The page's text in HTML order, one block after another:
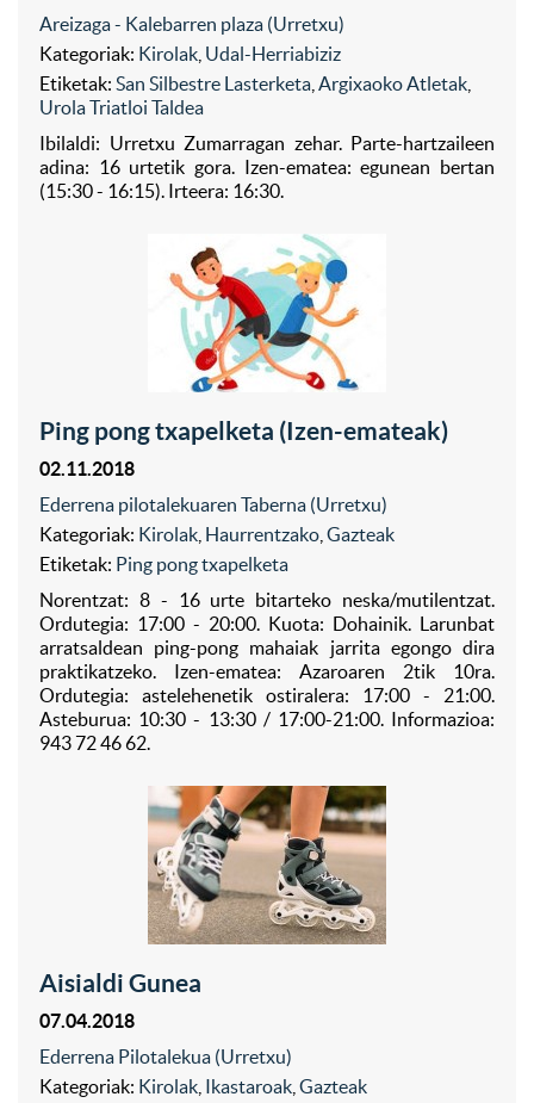
Areizaga - Kalebarren plaza (Urretxu)
Kategoriak: Kirolak Udal-Herriabiziz
Etiketak: San Silbestre Lasterketa Argixaoko Atletak
Urola Triatloi Taldea
Ibilaldi: Urretxu Zumarragan zehar. Parte-hartzaileen
adina: 16 urtetik gora. Izen-ematea: egunean bertan
(15:30 - 16:15). Irteera: 16:30.
Ping pong txapelketa (Izen-emateak)
02.11.2018
Ederrena pilotalekuaren Taberna (Urretxu)
Kategoriak: Kirolak Haurrentzako Gazteak
Etiketak: Ping pong txapelketa
Norentzat: 8 - 16 urte bitarteko neska/mutilentzat.
Ordutegia: 17:00 - 20:00. Kuota: Dohainik. Larunbat
arratsaldean ping-pong mahaiak jarrita egongo dira
praktikatzeko. Izen-ematea: Azaroaren 2tik 10ra.
Ordutegia: astelehenetik ostiralera: 17:00 - 21:00.
Asteburua: 10:30 - 13:30 / 17:00-21:00. Informazioa:
943 72 46 62.
Aisialdi Gunea
07.04.2018
Ederrena Pilotalekua (Urretxu)
Kategoriak: Kirolak Ikastaroak Gazteak